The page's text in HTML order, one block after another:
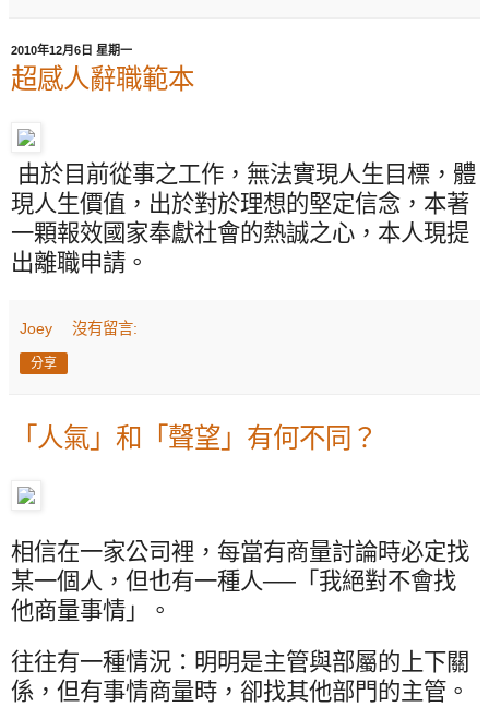
2010年12月6日 星期一
超感人辭職範本
由於目前從事之工作，無法實現人生目標，體
現人生價值，出於對於理想的堅定信念，本著
一顆報效國家奉獻社會的熱誠之心，本人現提
出離職申請。
Joey 沒有留言:
分享
「人氣」和「聲望」有何不同？
相信在一家公司裡，每當有商量討論時必定找
某一個人，但也有一種人──「我絕對不會找
他商量事情」。
往往有一種情況：明明是主管與部屬的上下關
係，但有事情商量時，卻找其他部門的主管。